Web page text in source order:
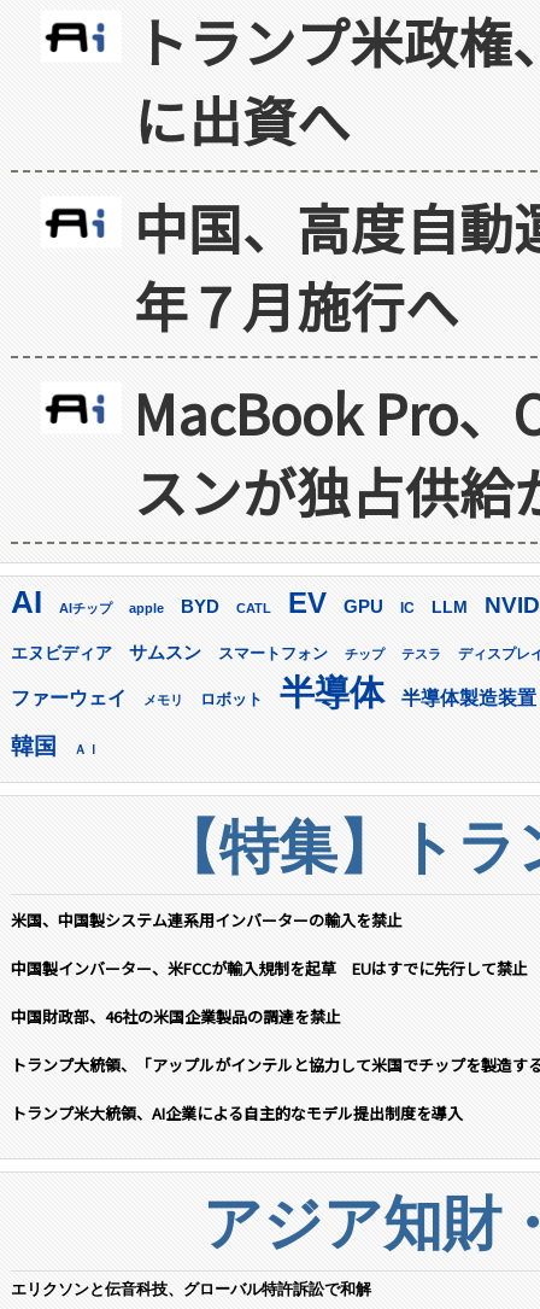
トランプ米政
に出資へ
中国、高度自
年７月施行へ
MacBook Pro
スンが独占供給
AI AIチップ apple BYD CATL EV GPU IC LLM
エヌビディア サムスン スマートフォン チップ テスラ ディスプレ
ファーウェイ メモリ ロボット 半導体 半導体製造装置
韓国 ＡＩ
【特集】ト
米国、中国製システム連系用インバーターの輸入を禁止
中国製インバーター、米FCCが輸入規制を起草 EUはすでに先行して禁止
中国財政部、46社の米国企業製品の調達を禁止
トランプ大統領、「アップルがインテルと協力して米国でチップを製造す
トランプ米大統領、AI企業による自主的なモデル提出制度を導入
アジア知財
エリクソンと伝音科技、グローバル特許訴訟で和解